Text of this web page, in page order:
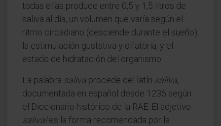
todas ellas produce entre 0,5 y 1,5 litros de
saliva al día, un volumen que varía según el
ritmo circadiano (desciende durante el sueño),
la estimulación gustativa y olfatoria, y el
estado de hidratación del organismo.
La palabra saliva procede del latín salīva,
documentada en español desde 1236 según
el Diccionario histórico de la RAE. El adjetivo
salivales la forma recomendada por la